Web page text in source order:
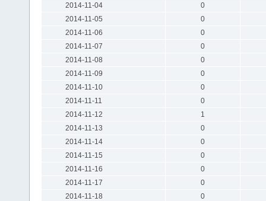
2014-11-04
0
2014-11-05
0
2014-11-06
0
2014-11-07
0
2014-11-08
0
2014-11-09
0
2014-11-10
0
2014-11-11
0
2014-11-12
1
2014-11-13
0
2014-11-14
0
2014-11-15
0
2014-11-16
0
2014-11-17
0
2014-11-18
0